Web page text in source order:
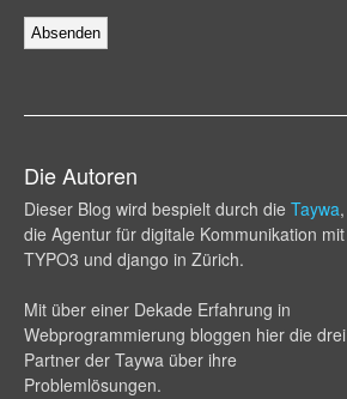
Die Autoren
Dieser Blog wird bespielt durch die Taywa,
die Agentur für digitale Kommunikation mit
TYPO3 und django in Zürich.
Mit über einer Dekade Erfahrung in
Webprogram­mierung bloggen hier die drei
Partner der Taywa über ihre
Problemlösungen.